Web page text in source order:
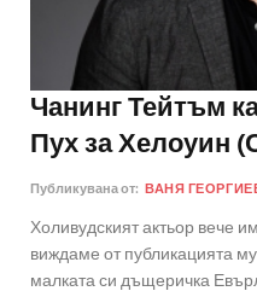
Чанинг Тейтъм
Пух за Хелоуин
Публикувана от: ВАНЯ
Холивудският актьор вече
виждаме от публикацията
малката си дъщеричка